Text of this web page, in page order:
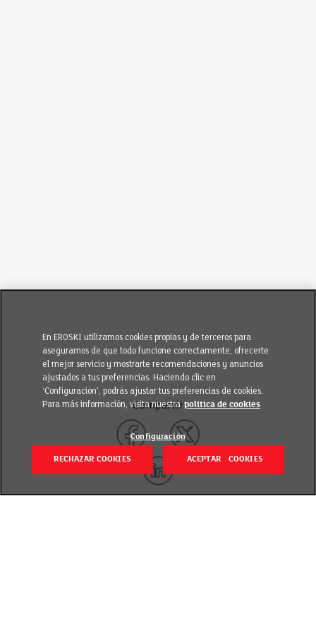
Compartir
En EROSKI utilizamos cookies propias y de terceros para
asegurarnos de que todo funcione correctamente, ofrecerte
el mejor servicio y mostrarte recomendaciones y anuncios
ajustados a tus preferencias. Haciendo clic en
‘Configuración’, podrás ajustar tus preferencias de cookies.
Para más información, visita nuestra política de cookies
Configuración
RECHAZAR COOKIES ACEPTAR COOKIES